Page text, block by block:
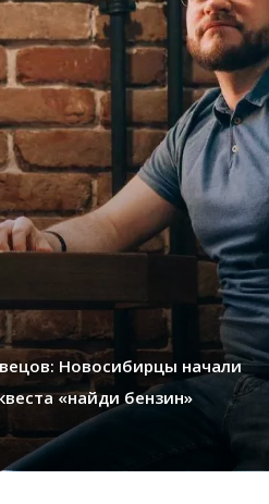
Новосибирцы начали
«найди бензин»